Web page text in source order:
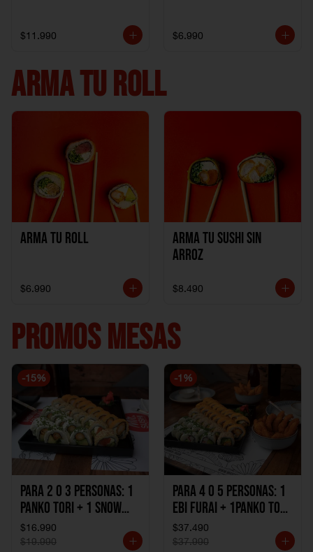
$11.990 $6.990
ARMA TU ROLL
Arma Tu Roll
$6.990
Arma tu Sushi sin
Arroz
$8.490
PROMOS MESAS
-15%
Para 2 o 3 personas: 1
Panko Tori + 1 Snow
Ebi Cheese + 1
California Sake Cheese
$16.990
$19.990
-1 %
Para 4 o 5 personas: 1
Ebi Furai + 1Panko Tori
+ 1Snow Kani +
1California Sake +
$37.490
$37.990